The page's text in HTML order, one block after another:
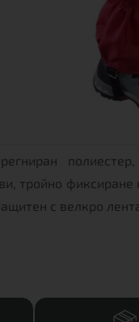
тройно
с велкро